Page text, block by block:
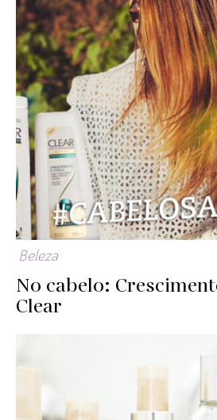
Beleza
No cabelo:
Clear